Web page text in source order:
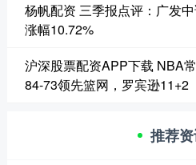
杨帆配资 三季报点评：广发
涨幅10.72%
沪深股票配资APP下载 NBA
84-73领先篮网，罗宾逊11+2
推荐